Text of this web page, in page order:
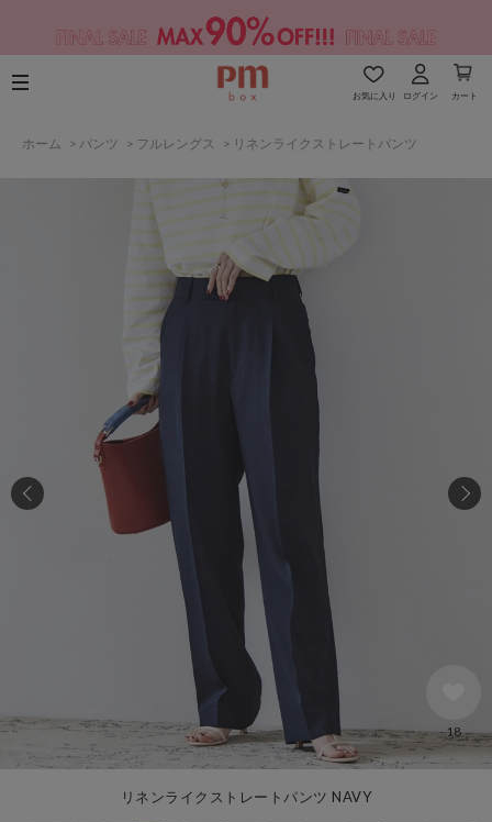
お気に入り ログイン カート
ホーム > パンツ > フルレングス > リネンライクストレートパンツ
リネンライクストレートパンツ NAVY
18